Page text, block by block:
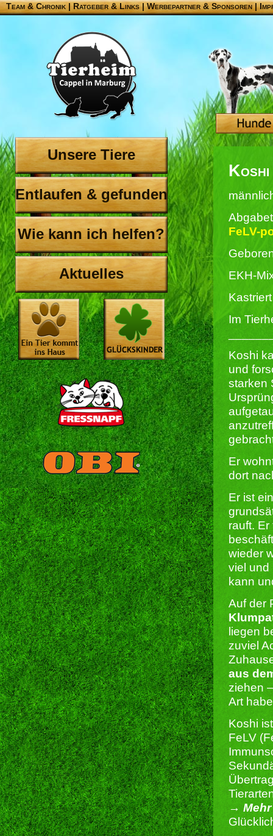
Team & Chronik |Ratgeber & Links|Werbepartner & Sponsoren|
Unsere Tiere
Entlaufen & gefunden
Wie kann ich helfen?
Aktuelles
Koshi
FeLV-
EKH-
Im
Koshi
und
starken
Er
dort
Er ist
rauft.
wieder
viel und
kann
Auf der
liegen
zuviel
aus
ziehen
Art
Koshi
FeLV
→ Mehr